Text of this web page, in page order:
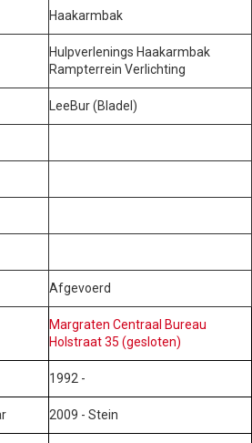
Haakarmbak
Hulpverlenings Haakarmbak
Rampterrein Verlichting
LeeBur (Bladel)
Afgevoerd
Margraten Centraal Bureau
Holstraat 35 (gesloten)
1992 -
2009 - Stein